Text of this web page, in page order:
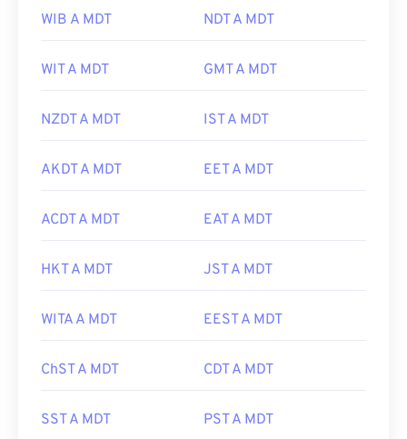
WIB A MDT NDT A MDT
WIT A MDT GMT A MDT
NZDT A MDT IST A MDT
AKDT A MDT EET A MDT
ACDT A MDT EAT A MDT
HKT A MDT JST A MDT
WITA A MDT EEST A MDT
ChST A MDT CDT A MDT
SST A MDT PST A MDT